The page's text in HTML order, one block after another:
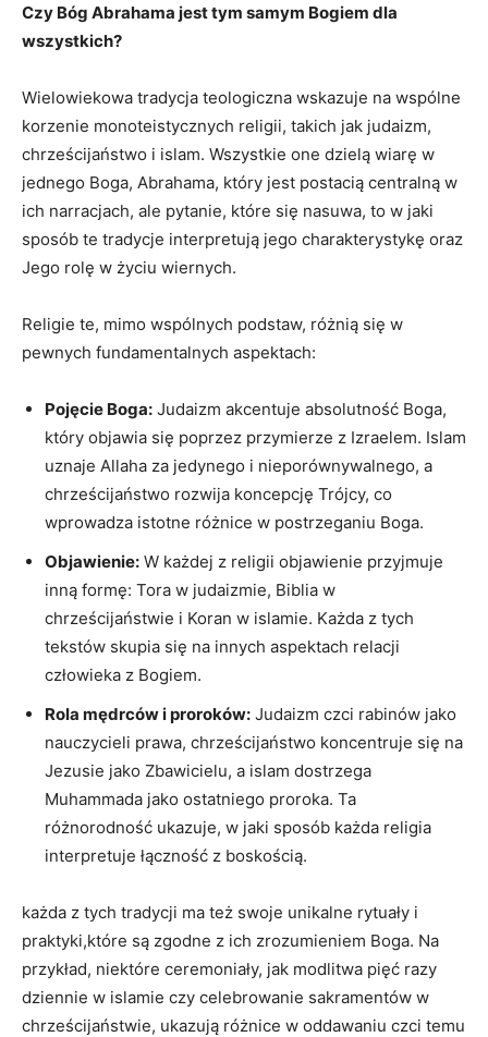
Czy Bóg Abrahama‍ jest tym samym Bogiem dla
wszystkich?
Wielowiekowa tradycja teologiczna wskazuje na wspólne
korzenie monoteistycznych religii, takich jak ⁣judaizm,⁢
chrześcijaństwo ⁣i islam.‌ Wszystkie one dzielą wiarę‌ w
jednego Boga, Abrahama, który jest postacią centralną w​
ich narracjach, ale pytanie, ⁤które ​się nasuwa, to ⁣w jaki
sposób ⁢te tradycje interpretują‍ jego charakterystykę oraz
Jego rolę w życiu wiernych.
Religie te, ‍mimo wspólnych ⁢podstaw, różnią się ⁤w
⁢pewnych fundamentalnych aspektach:
Pojęcie Boga: Judaizm akcentuje absolutność Boga,
który objawia się poprzez przymierze z Izraelem. Islam
‌uznaje ‍Allaha ⁢za jedynego i​ nieporównywalnego, ‌a
chrześcijaństwo rozwija koncepcję ‌Trójcy, co
wprowadza istotne różnice w postrzeganiu ‍Boga.
Objawienie: W każdej z ⁣religii objawienie przyjmuje
inną ‌formę: Tora w⁢ judaizmie,⁣ Biblia w
chrześcijaństwie i Koran w⁤ islamie. Każda ‍z tych
‌tekstów ​skupia się na ⁤innych aspektach relacji
człowieka z ⁤Bogiem.
Rola ‍mędrców i proroków: ​Judaizm czci ⁢rabinów jako
nauczycieli prawa,⁢ chrześcijaństwo koncentruje się⁣ na
Jezusie‌ jako Zbawicielu, a islam​ dostrzega‌
Muhammada ‌jako ⁤ostatniego proroka. Ta
różnorodność ⁤ukazuje, w jaki ⁤sposób⁣ każda religia
interpretuje łączność⁤ z boskością.
każda​ z tych tradycji ma ‌też swoje⁢ unikalne rytuały i⁣
praktyki,które są zgodne z ich ​zrozumieniem Boga. Na
przykład, niektóre ⁣ceremoniały, jak⁣ modlitwa pięć razy
dziennie w‍ islamie czy celebrowanie sakramentów w
chrześcijaństwie,⁣ ukazują​ różnice w oddawaniu czci ‍temu⁤